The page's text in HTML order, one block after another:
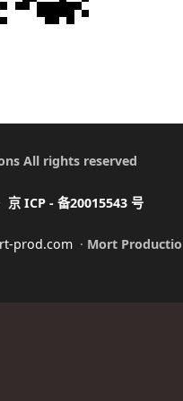
All rights reserved
京ICP - 备20015543 号
prod.com · Mort